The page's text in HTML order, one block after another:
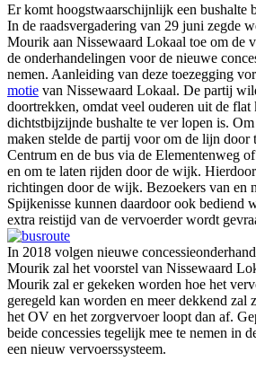
Er komt hoogstwaarschijnlijk een bushalte
In de raadsvergadering van 29 juni zegde
Mourik aan Nissewaard Lokaal toe om de
de onderhandelingen voor de nieuwe
nemen. Aanleiding van deze toezegging
motie van Nissewaard Lokaal. De partij
doortrekken, omdat veel ouderen uit de flat
dichtstbijzijnde bushalte te ver lopen is.
maken stelde de partij voor om de lijn door
Centrum en de bus via de Elementenweg
en om te laten rijden door de wijk.
richtingen door de wijk. Bezoekers van en
Spijkenisse kunnen daardoor ook bediend
extra reistijd van de vervoerder wordt
In 2018 volgen nieuwe
Mourik zal het voorstel van Nissewaard
Mourik zal er gekeken worden hoe het
geregeld kan worden en meer dekkend zal
het OV en het zorgvervoer loopt dan af.
beide concessies tegelijk mee te nemen in
een nieuw vervoerssysteem.